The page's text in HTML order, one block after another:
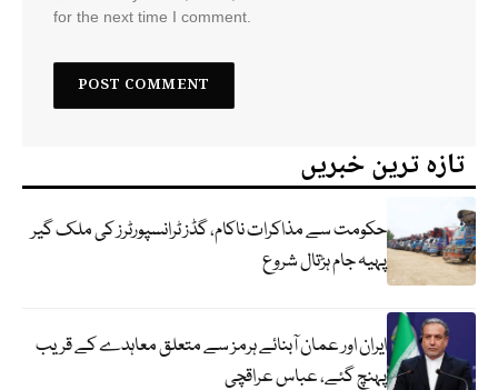
for the next time I comment.
تازہ ترین خبریں
حکومت سے مذاکرات ناکام، گڈز ٹرانسپورٹرز کی ملک گیر
پہیہ جام ہڑتال شروع
ایران اور عمان آبنائے ہرمز سے متعلق معاہدے کے قریب
پہنچ گئے، عباس عراقچی